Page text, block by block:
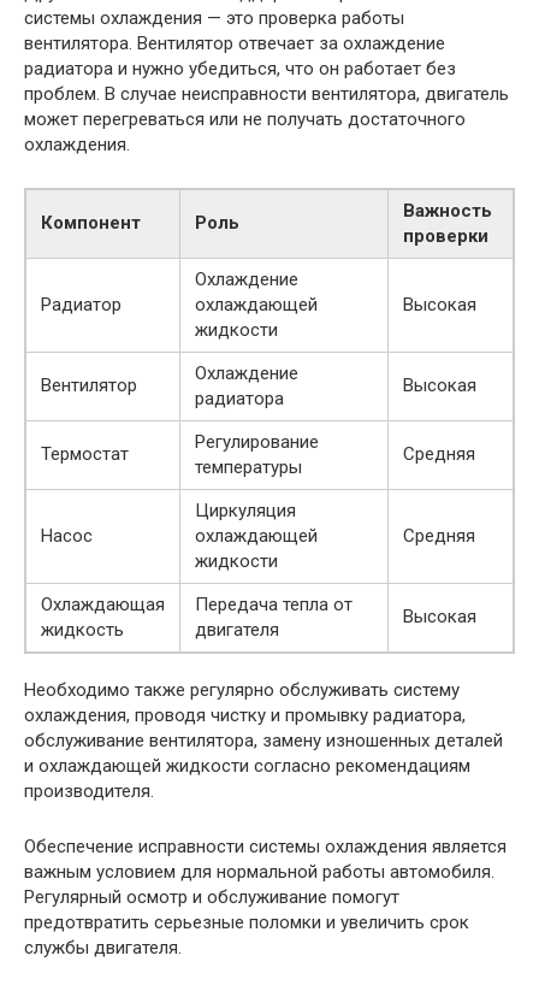
системы охлаждения — это проверка работы
вентилятора. Вентилятор отвечает за охлаждение
радиатора и нужно убедиться, что он работает без
проблем. В случае неисправности вентилятора, двигатель
может перегреваться или не получать достаточного
охлаждения.
Компонент Роль
Важность
проверки
Радиатор
Охлаждение
охлаждающей
жидкости
Высокая
Вентилятор
Охлаждение
радиатора
Высокая
Термостат
Регулирование
температуры
Средняя
Насос
Циркуляция
охлаждающей
жидкости
Средняя
Охлаждающая
жидкость
Передача тепла от
двигателя
Высокая
Необходимо также регулярно обслуживать систему
охлаждения, проводя чистку и промывку радиатора,
обслуживание вентилятора, замену изношенных деталей
и охлаждающей жидкости согласно рекомендациям
производителя.
Обеспечение исправности системы охлаждения является
важным условием для нормальной работы автомобиля.
Регулярный осмотр и обслуживание помогут
предотвратить серьезные поломки и увеличить срок
службы двигателя.